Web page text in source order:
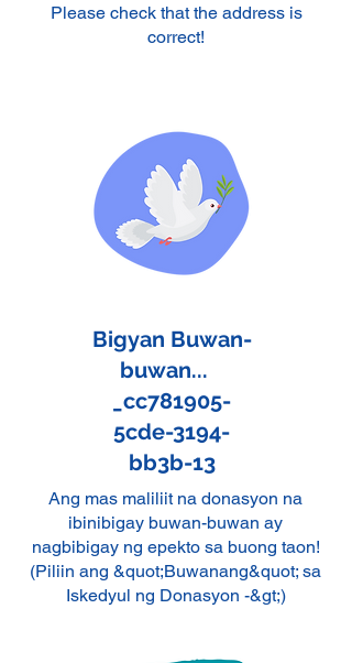
Please check that the address is
correct!
Bigyan Buwan-
buwan...
_cc781905-
5cde-3194-
bb3b-13
Ang mas maliliit na donasyon na
ibinibigay buwan-buwan ay
nagbibigay ng epekto sa buong taon!
(Piliin ang &quot;Buwanang&quot; sa
Iskedyul ng Donasyon -&gt;)